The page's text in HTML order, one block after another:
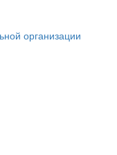
организации